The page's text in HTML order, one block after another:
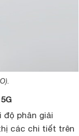
độ phân giải
các chi tiết trên